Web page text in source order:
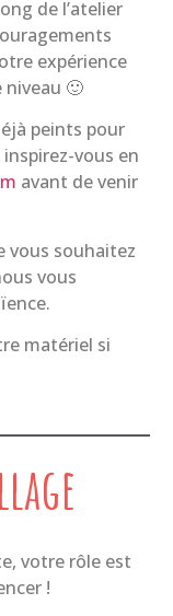
de l’atelier
expérience
🙂
peints pour
vous en
avant de venir
vous souhaitez
vous
matériel si
votre rôle est
!